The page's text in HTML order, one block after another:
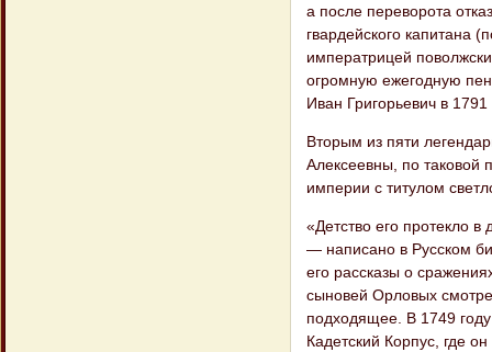
а после переворота
гвардейского
императрицей
огромную ежегодную
Иван Григорьевич в 1791
Вторым из пяти
Алексеевны, по таковой
империи с титулом
«Детство его протекло
— написано в Русском
его рассказы о
сыновей Орловых
подходящее. В 1749
Кадетский Корпус, где